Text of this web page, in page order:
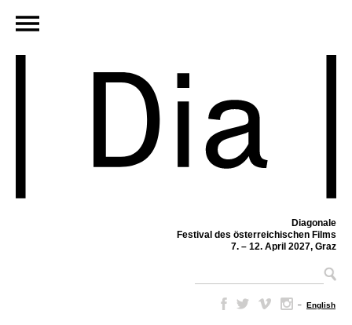
Diagonale
Festival des österreichischen Films
7. – 12. April 2027, Graz
– English